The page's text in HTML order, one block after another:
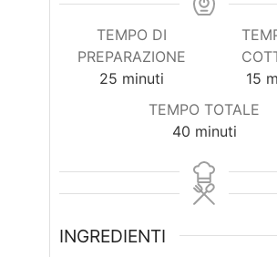
TEMPO DI
PREPARAZIONE
25 minuti
minuti
15
TEMPO TOTALE
40minuti
minuti
INGREDIENTI